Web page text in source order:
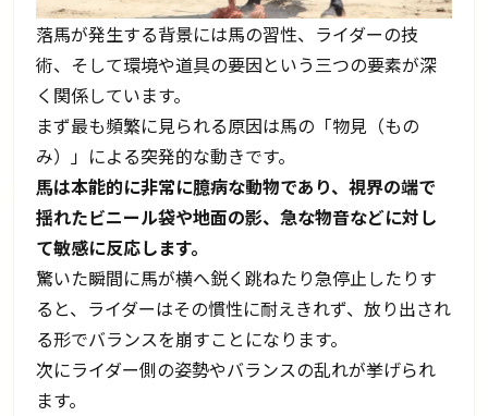
落馬が発生する背景には馬の習性、ライダーの技
術、そして環境や道具の要因という三つの要素が深
く関係しています。
まず最も頻繁に見られる原因は馬の「物見（もの
み）」による突発的な動きです。
馬は本能的に非常に臆病な動物であり、視界の端で
揺れたビニール袋や地面の影、急な物音などに対し
て敏感に反応します。
驚いた瞬間に馬が横へ鋭く跳ねたり急停止したりす
ると、ライダーはその慣性に耐えきれず、放り出され
る形でバランスを崩すことになります。
次にライダー側の姿勢やバランスの乱れが挙げられ
ます。